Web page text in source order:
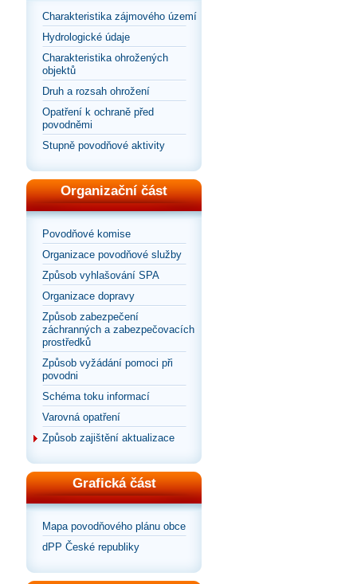
Charakteristika zájmového území
Hydrologické údaje
Charakteristika ohrožených
objektů
Druh a rozsah ohrožení
Opatření k ochraně před
povodněmi
Stupně povodňové aktivity
Organizační část
Povodňové komise
Organizace povodňové služby
Způsob vyhlašování SPA
Organizace dopravy
Způsob zabezpečení
záchranných a zabezpečovacích
prostředků
Způsob vyžádání pomoci při
povodni
Schéma toku informací
Varovná opatření
Způsob zajištění aktualizace
Grafická část
Mapa povodňového plánu obce
dPP České republiky